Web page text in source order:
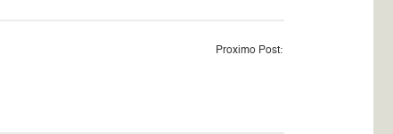
Proximo Post: